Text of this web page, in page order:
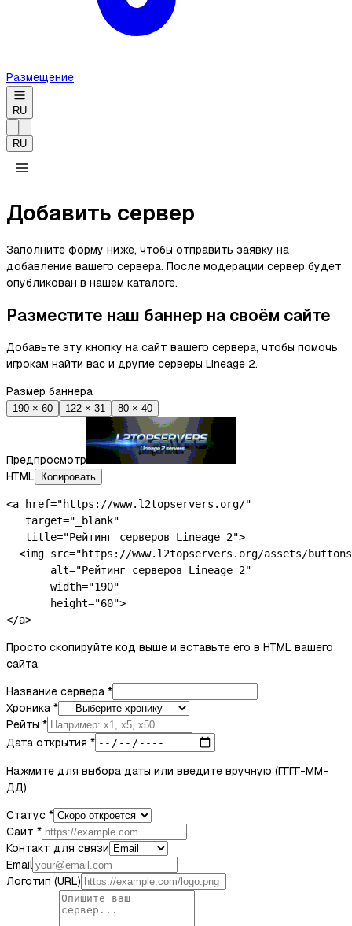
Размещение
RU
RU
Добавить сервер
Заполните форму ниже, чтобы отправить заявку на
добавление вашего сервера. После модерации сервер будет
опубликован в нашем каталоге.
Разместите наш баннер на своём сайте
Добавьте эту кнопку на сайт вашего сервера, чтобы помочь
игрокам найти вас и другие серверы Lineage 2.
Размер баннера
190 × 60 122 × 31 80 × 40
Предпросмотр
HTML
Копировать
<a href="https://www.l2topservers.org/"
   target="_blank"
   title="Рейтинг серверов Lineage 2">
<img src="https://www.l2topservers.org/assets/
       alt="Рейтинг серверов Lineage 2"
       width="190"
       height="60">
</a>
Просто скопируйте код выше и вставьте его в HTML вашего
сайта.
Название сервера *
Хроника *
Рейты *
Дата открытия *
Нажмите для выбора даты или введите вручную (ГГГГ-ММ-
ДД)
Статус *
Сайт *
Контакт для связи
Email
Логотип (URL)